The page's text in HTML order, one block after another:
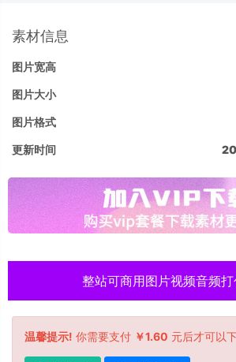
素材信息
图片宽高
图片大小
图片格式
更新时间
整站可商用图片视频音频
温馨提示! 你需要支付 ￥1.60 元后才可以